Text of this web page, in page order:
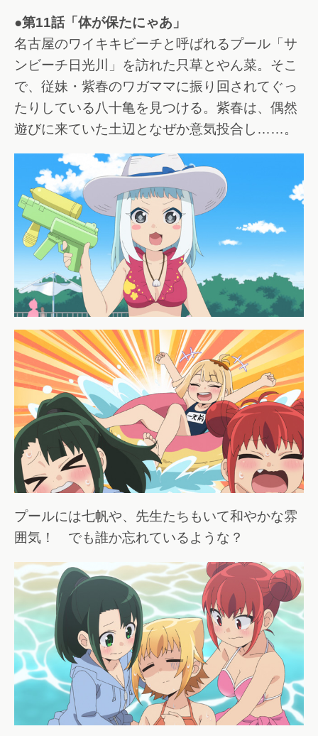
●第11話「体が保たにゃあ」
名古屋のワイキキビーチと呼ばれるプール「サ
ンビーチ日光川」を訪れた只草とやん菜。そこ
で、従妹・紫春のワガママに振り回されてぐっ
たりしている八十亀を見つける。紫春は、偶然
遊びに来ていた土辺となぜか意気投合し……。
プールには七帆や、先生たちもいて和やかな雰
囲気！ でも誰か忘れているような？